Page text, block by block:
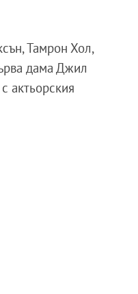
Тамрон Хол,
дама Джил
актьорския